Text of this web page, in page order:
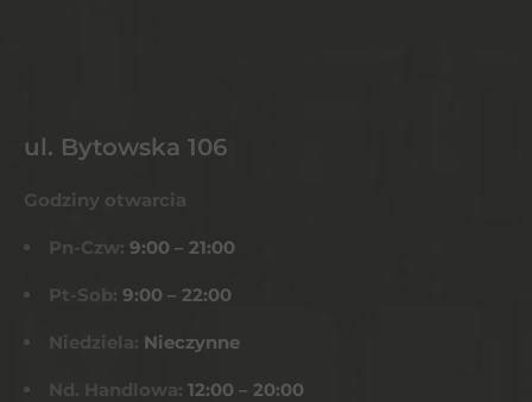
ul. Bytowska 106
Godziny otwarcia
Pn-Czw: 9:00 – 21:00
Pt-Sob: 9:00 – 22:00
Niedziela: Nieczynne
Nd. Handlowa: 12:00 – 20:00